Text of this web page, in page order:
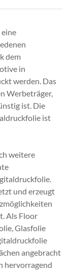
dem
in
werden. Das
Werbeträger,
ist. Die
ist
weitere
und erzeugt
Als Floor
Glasfolie
angebracht
hervorragend